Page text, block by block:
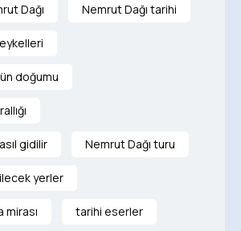
Dağı Nemrut Dağı tarihi
doğumu
gidilir Nemrut Dağı turu
yerler
mirası tarihi eserler